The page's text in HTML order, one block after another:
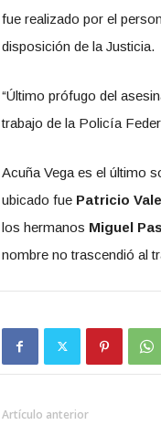
fue realizado por el
disposición de la Justicia.
“Último prófugo del
trabajo de la Policía
Acuña Vega es el último
ubicado fuePatricio
los hermanos Miguel
nombre no trascendió al
Artículo anterior